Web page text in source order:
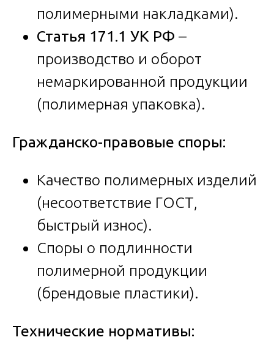
полимерными накладками).
Статья 171.1 УК РФ –
производство и оборот
немаркированной продукции
(полимерная упаковка).
Гражданско-правовые споры:
Качество полимерных изделий
(несоответствие ГОСТ,
быстрый износ).
Споры о подлинности
полимерной продукции
(брендовые пластики).
Технические нормативы: